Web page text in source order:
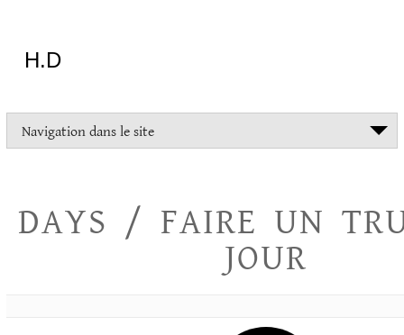
H.D
tout
essayer
Navigation dans le site
DAYS / FAIRE UN
JOUR